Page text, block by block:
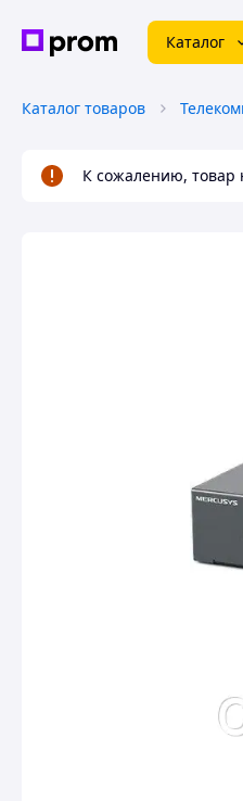
Каталог
Каталог товаров
К сожалению, товар